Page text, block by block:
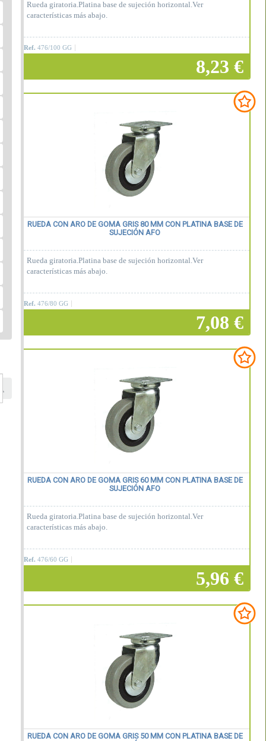
Rueda giratoria.Platina base de sujeción horizontal.Ver
características más abajo.
Ref. 476/100 GG
8,23 €
RUEDA CON ARO DE GOMA GRIS 80 MM CON PLATINA BASE DE
SUJECIÓN AFO
Rueda giratoria.Platina base de sujeción horizontal.Ver
características más abajo.
Ref. 476/80 GG
7,08 €
RUEDA CON ARO DE GOMA GRIS 60 MM CON PLATINA BASE DE
SUJECIÓN AFO
Rueda giratoria.Platina base de sujeción horizontal.Ver
características más abajo.
Ref. 476/60 GG
5,96 €
RUEDA CON ARO DE GOMA GRIS 50 MM CON PLATINA BASE DE